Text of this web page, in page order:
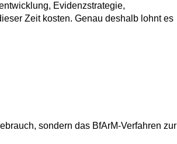
Evidenzstrategie,
Zeit kosten. Genau deshalb lohnt es
sondern das BfArM-Verfahren zur